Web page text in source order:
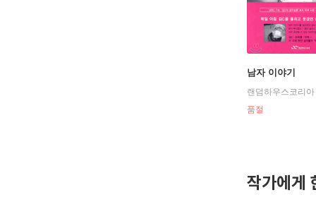
남자 이야기
랜덤하우스코리아
품절
작가에게